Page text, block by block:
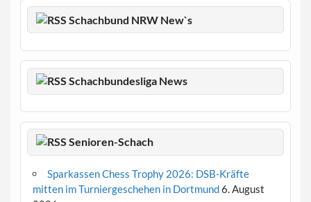
Schachbund NRW New`s
Schachbundesliga News
Senioren-Schach
Sparkassen Chess Trophy 2026: DSB-Kräfte
mitten im Turniergeschehen in Dortmund6. August